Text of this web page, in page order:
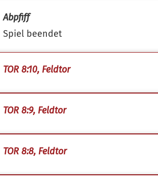
Abpfiff
Spiel beendet
TOR 8:10, Feldtor
TOR 8:9, Feldtor
TOR 8:8, Feldtor